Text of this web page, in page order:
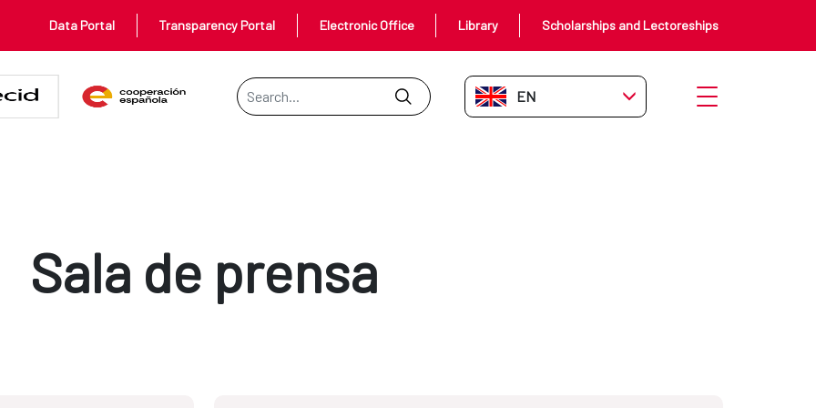
Data Portal Transparency Portal Electronic Office Library Scholarships and Lectoreships
Search Bar
EN-GB Open menu
Sala de prensa